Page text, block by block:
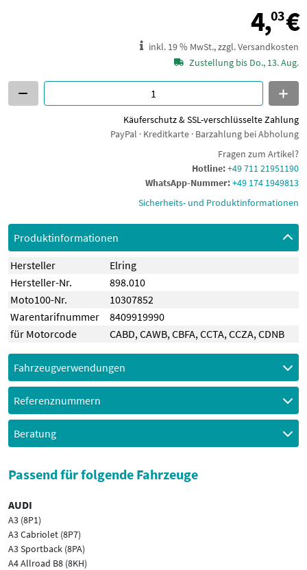
4,03€
inkl. 19 % MwSt., zzgl. Versandkosten
Zustellung bis Do., 13. Aug.
Käuferschutz & SSL-verschlüsselte Zahlung
PayPal · Kreditkarte · Barzahlung bei Abholung
Fragen zum Artikel?
Hotline:+49 711 21951190
WhatsApp-Nummer:+49 174 1949813
Sicherheits- und Produktinformationen
Produktinformationen
Hersteller
Elring
Hersteller-Nr.
898.010
Moto100-Nr.
10307852
Warentarifnummer
8409919990
für Motorcode
CABD,CAWB,CBFA,CCTA,CCZA,CDNB
Fahrzeugverwendungen
Referenznummern
Beratung
Passend für folgende Fahrzeuge
AUDI
A3 (8P1)
A3 Cabriolet (8P7)
A3 Sportback (8PA)
A4 Allroad B8 (8KH)